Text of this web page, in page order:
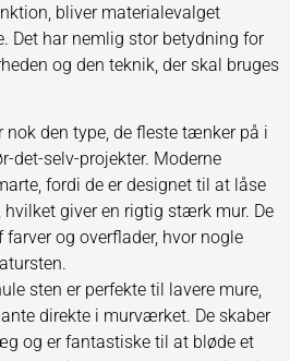
bliver materialevalget
Det har nemlig stor betydning for
og den teknik, der skal bruges
nok den type, de fleste tænker på i
det-selv-projekter. Moderne
fordi de er designet til at låse
giver en rigtig stærk mur. De
og overflader, hvor nogle
sten er perfekte til lavere mure,
direkte i murværket. De skaber
og er fantastiske til at bløde et